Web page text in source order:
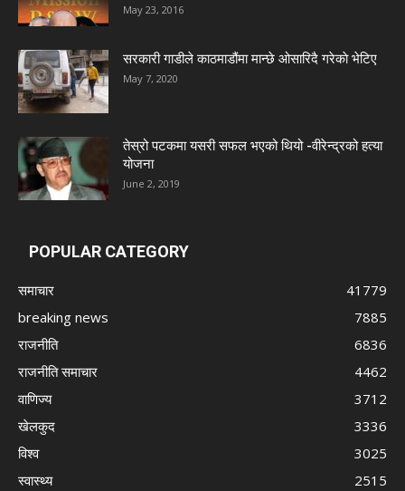
May 23, 2016
सरकारी गाडीले काठमाडौंमा मान्छे ओसारिदै गरेकाे भेटिए
May 7, 2020
तेस्रो पटकमा यसरी सफल भएको थियो -वीरेन्द्रको हत्या
योजना
June 2, 2019
POPULAR CATEGORY
समाचार
41779
breaking news
7885
राजनीति
6836
राजनीति समाचार
4462
वाणिज्य
3712
खेलकुद
3336
विश्व
3025
स्वास्थ्य
2515